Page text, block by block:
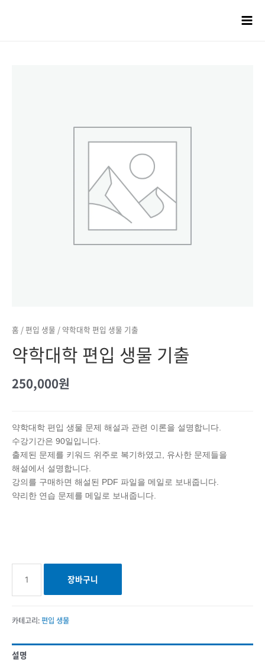
홈 /편입 생물 / 약학대학 편입 생물 기출
약학대학 편입 생물 기출
250,000원
약학대학 편입 생물 문제 해설과 관련 이론을 설명합니다.
수강기간은 90일입니다.
출제된 문제를 키워드 위주로 복기하였고, 유사한 문제들을
해설에서 설명합니다.
강의를 구매하면 해설된 PDF 파일을 메일로 보내줍니다.
약리한 연습 문제를 메일로 보내줍니다.
생물
기출
장바구니
카테고리:편입 생물
설명